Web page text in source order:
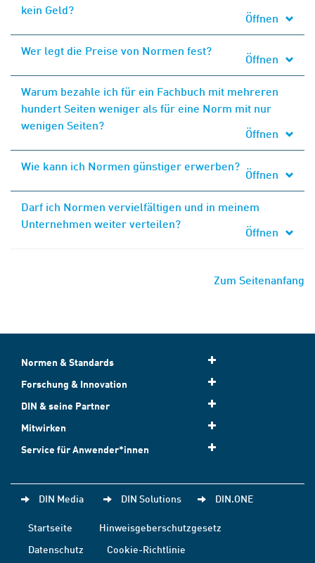
kein Geld?
Öffnen
Wer legt die Preise von Normen fest?
Öffnen
Warum bezahle ich für ein Fachbuch mit mehreren
hundert Seiten weniger als für eine Norm mit nur
wenigen Seiten?
Öffnen
Wie kann ich Normen günstiger erwerben?
Öffnen
Darf ich Normen vervielfältigen und in meinem
Unternehmen weiter verteilen?
Öffnen
Zum Seitenanfang
Normen & Standards
Forschung & Innovation
DIN & seine Partner
Mitwirken
Service für Anwender*innen
DIN Media DIN Solutions DIN.ONE
Startseite
Hinweisgeberschutzgesetz
Datenschutz
Cookie-Richtlinie